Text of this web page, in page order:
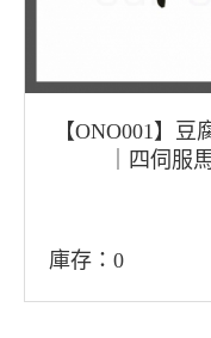
【ONO001】
｜四伺服
庫存：0